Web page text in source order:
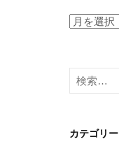
ア
イ
ブ
検
索:
カテゴリー